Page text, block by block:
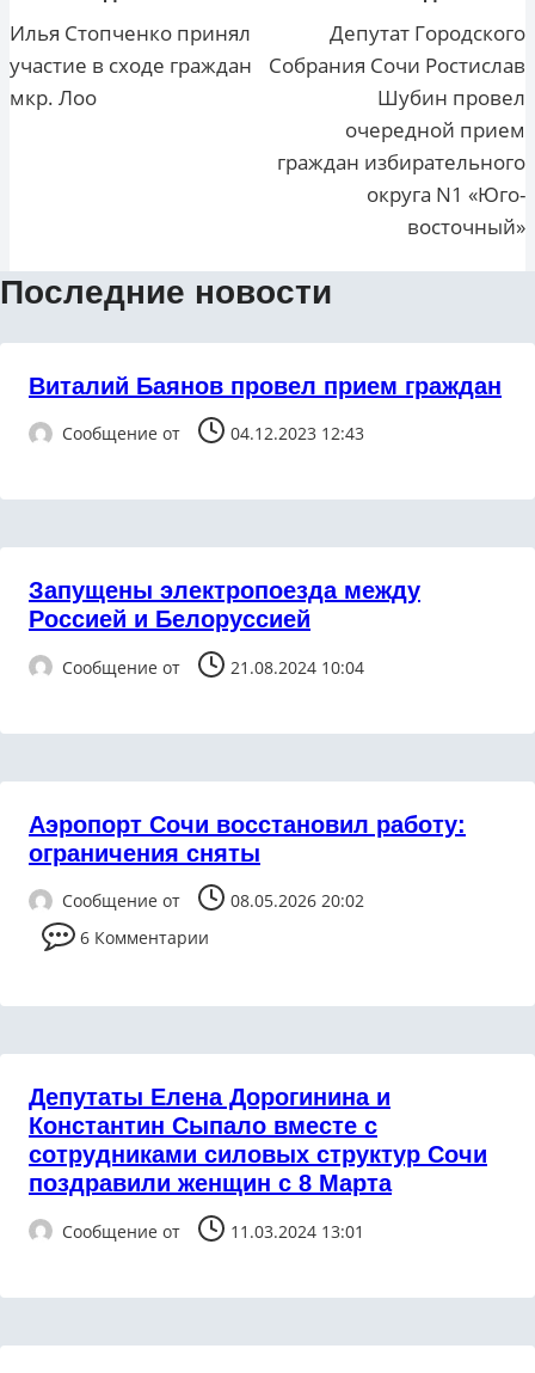
по
записям
Илья Стопченко принял
участие в сходе граждан
мкр. Лоо
Депутат Городского
Собрания Сочи Ростислав
Шубин провел
очередной прием
граждан избирательного
округа N1 «Юго-
восточный»
Последние новости
Виталий Баянов провел прием граждан
Сообщение от 04.12.2023 12:43
Запущены электропоезда между
Россией и Белоруссией
Сообщение от 21.08.2024 10:04
Аэропорт Сочи восстановил работу:
ограничения сняты
Сообщение от
08.05.2026 20:02
6 Комментарии
Депутаты Елена Дорогинина и
Константин Сыпало вместе с
сотрудниками силовых структур Сочи
поздравили женщин с 8 Марта
Сообщение от 11.03.2024 13:01